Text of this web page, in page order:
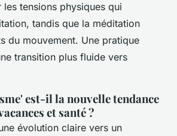
tensions physiques qui
tandis que la méditation
du mouvement. Une pratique
transition plus fluide vers
est-il la nouvelle tendance
et santé ?
évolution claire vers un